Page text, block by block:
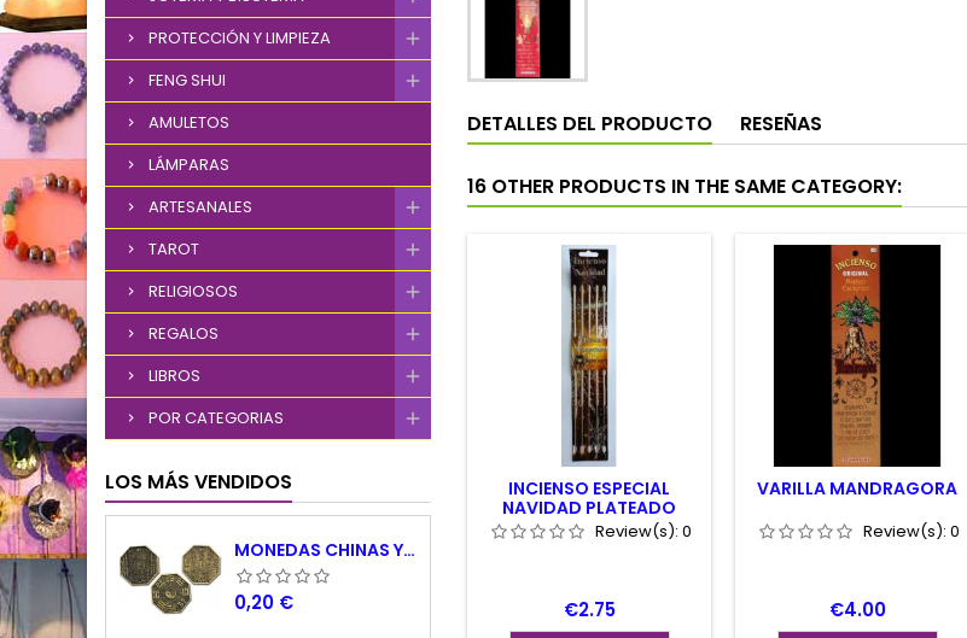
PROTECCIÓN Y LIMPIEZA
FENG SHUI
AMULETOS
LÁMPARAS
ARTESANALES
TAROT
RELIGIOSOS
REGALOS
LIBROS
POR CATEGORIAS
LOS MÁS VENDIDOS
MONEDAS CHINAS YING YANG
Precio
0,20 €
DETALLES DEL PRODUCTO RESEÑAS
16 OTHER PRODUCTS IN THE SAME CATEGORY:
INCIENSO ESPECIAL
NAVIDAD PLATEADO
Review(s): 0
Price
€2.75
VARILLA MANDRAGORA
Review(s): 0
Price
€4.00